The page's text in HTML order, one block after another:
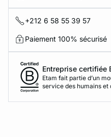
+212 6 58 55 39 57
Paiement 100% sécurisé
Entreprise certifiée
Etam fait partie d’un
service des humains et